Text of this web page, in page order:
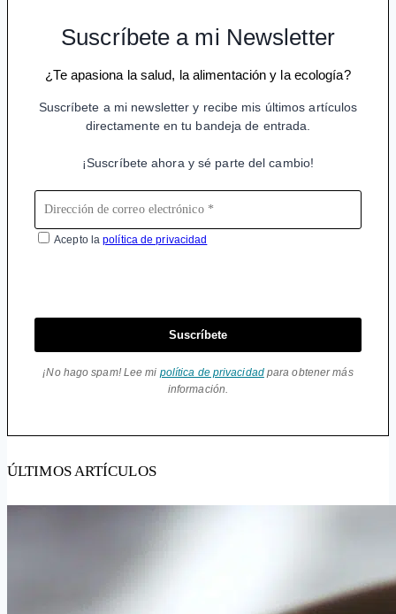
Suscríbete a mi Newsletter
¿Te apasiona la salud, la alimentación y la ecología?
Suscríbete a mi newsletter y recibe mis últimos artículos
directamente en tu bandeja de entrada.
¡Suscríbete ahora y sé parte del cambio!
Acepto lapolítica de privacidad
Suscríbete
¡No hago spam! Lee mi política de privacidadpara obtener más
información.
ÚLTIMOS ARTÍCULOS